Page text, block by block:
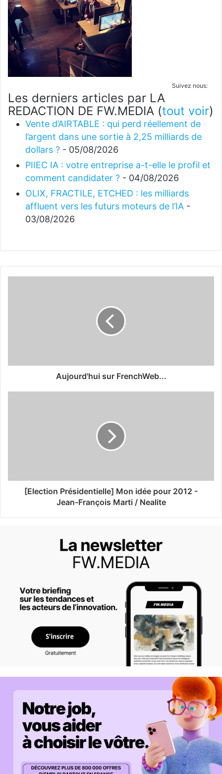
Suivez nous:
Les derniers articles par LA
REDACTION DE FW.MEDIA (tout voir)
Vente d’AIRTABLE : qui perd réellement de
l’argent dans une sortie à 2,25 milliards de
dollars ? - 05/08/2026
PIIEC IA : votre entreprise a-t-elle le profil et
comment candidater ? - 04/08/2026
OLIX, FRACTILE, ETCHED : les milliards
affluent vers les futurs moteurs de l’IA -
03/08/2026
Aujourd'hui sur FrenchWeb...
[Election Présidentielle] Mon idée pour 2012 -
Jean-François Marti / Nealite